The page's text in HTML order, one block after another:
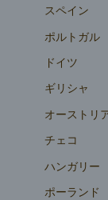
スペイン
ポルトガル
ドイツ
ギリシャ
オーストリ
チェコ
ハンガリー
ポーランド